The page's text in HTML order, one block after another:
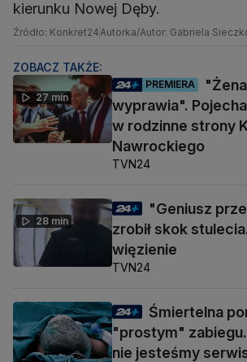
kierunku Nowej Dęby.
Źródło: Konkret24 Autorka/Autor: Gabriela
ZOBACZ TAKŻE:
27 min
PREMIERA
wyprawia".
w rodzinne strony
Nawrockiego
TVN24
28 min
"Geniusz
zrobił skok
więzienie
TVN24
Śmiertelna
"prostym"
nie jesteśmy